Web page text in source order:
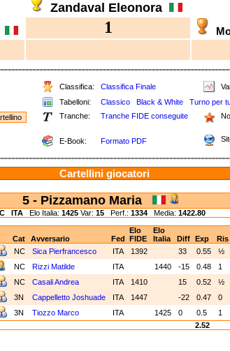
Zandaval Eleonora
1
Classifica: Classifica Finale
Tabelloni: Classico Black & White Turno per
Tranche: Tranche FIDE conseguite
E-Book: Formato PDF
Cartellini giocatori
5 - Pizzamano Maria
ITAElo Italia: 1425Var: 15Perf.: 1334Media: 1422.80
Elo Elo
Cat Avversario Fed FIDE Italia Diff Exp Ris
NC Sica Pierfrancesco ITA 1392 33 0.55 ½
NC Rizzi Matilde ITA 1440 -15 0.48 1
NC Casali Andrea ITA 1410 15 0.52 ½
3N Cappelletto Joshuade ITA 1447 -22 0.47 0
3N Tiozzo Marco ITA 1425 0 0.5 1
2.52